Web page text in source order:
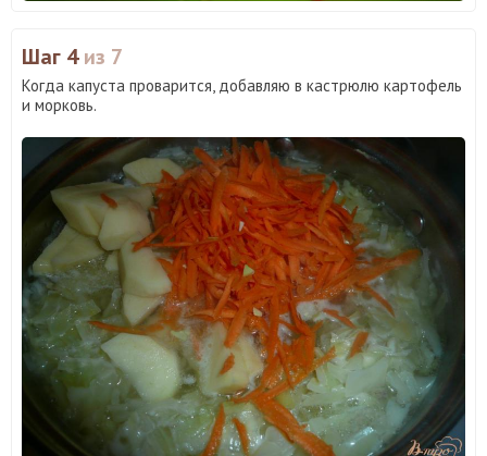
Шаг 4из 7
Когда капуста проварится, добавляю в кастрюлю картофель
и морковь.